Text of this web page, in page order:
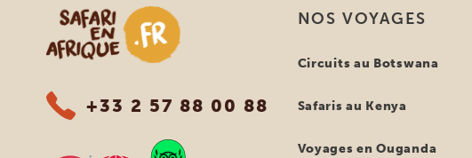
Safari en Afrique
+33 2 57 88 00 88
NOS VOYAGES
Circuits au Botswana
Safaris au Kenya
Voyages en Ouganda